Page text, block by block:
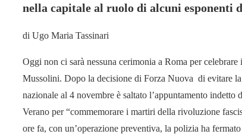
nella capitale al ruolo di alcuni esponenti
di Ugo Maria Tassinari
Oggi non ci sarà nessuna cerimonia a Roma per
Mussolini. Dopo la decisione di Forza Nuova di evitare
nazionale al 4 novembre è saltato l’appuntamento
Verano per “commemorare i martiri della rivoluzione
ore fa, con un’operazione preventiva, la polizia ha